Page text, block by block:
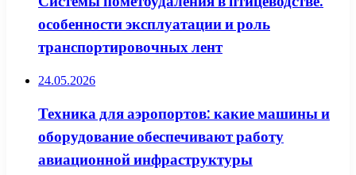
особенности эксплуатации и роль
транспортировочных лент
24.05.2026
Техника для аэропортов: какие машины и
оборудование обеспечивают работу
авиационной инфраструктуры